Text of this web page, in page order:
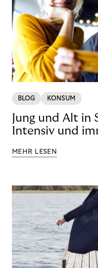
BLOG KONSUM
Jung und Alt in
Intensiv und
MEHR LESEN